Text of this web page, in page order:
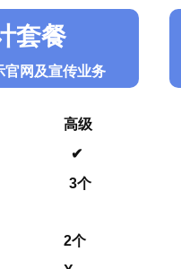
套餐
官网及宣传业务
级
✔
3个
2个